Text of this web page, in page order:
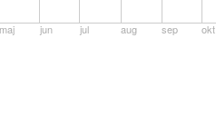
jun jul aug sep okt